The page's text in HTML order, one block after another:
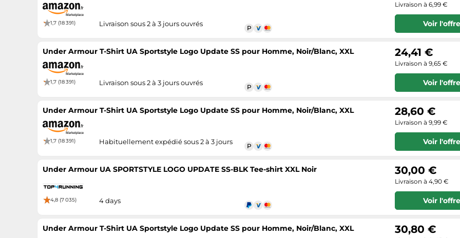
1,7 (18 391) Livraison sous 2 à 3 jours ouvrés
Livraison à 6,99 €
Voir l'offre
Under Armour T-Shirt UA Sportstyle Logo Update SS pour Homme, Noir/Blanc, XXL
1,7 (18 391) Livraison sous 2 à 3 jours ouvrés
24,41 €
Livraison à 9,65 €
Voir l'offre
Under Armour T-Shirt UA Sportstyle Logo Update SS pour Homme, Noir/Blanc, XXL
1,7 (18 391) Habituellement expédié sous 2 à 3 jours
28,60 €
Livraison à 9,99 €
Voir l'offre
Under Armour UA SPORTSTYLE LOGO UPDATE SS-BLK Tee-shirt XXL Noir
4,8 (7 035) 4 days
30,00 €
Livraison à 4,90 €
Voir l'offre
Under Armour T-Shirt UA Sportstyle Logo Update SS pour Homme, Noir/Blanc, XXL 30,80 €